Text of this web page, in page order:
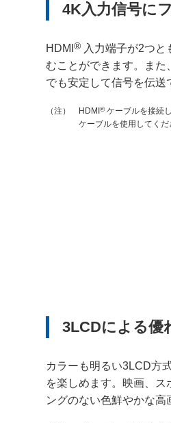
4K入力信号に
HDMI ® 入力端子が2つ
むことができます。ま
でも安定して信号を伝
（注） HDMI ®ケーブルを接続
ケーブルを使用してくだ
3LCDによる優
カラーも明るい3LCD方
を楽しめます。映画、
ングのない色鮮やかな高